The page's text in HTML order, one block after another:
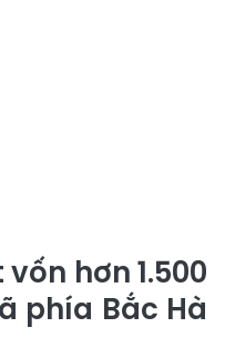
hơn 1.500
phía Bắc Hà